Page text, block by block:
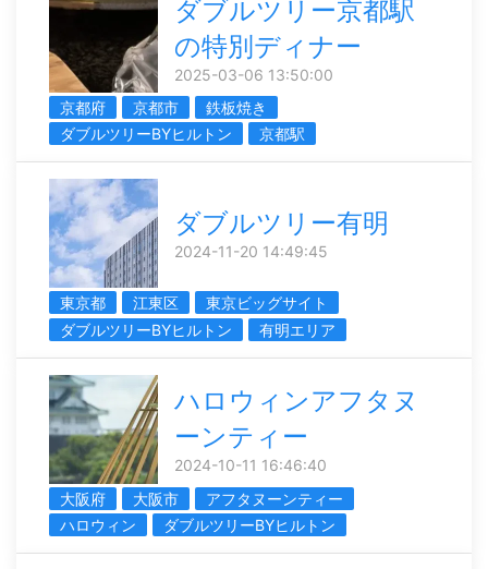
ダブルツリー京都駅
の特別ディナー
2025-03-06 13:50:00
京都府
京都市
鉄板焼き
ダブルツリーBYヒルトン
京都駅
ダブルツリー有明
2024-11-20 14:49:45
東京都 江東区
東京ビッグサイト
ダブルツリーBYヒルトン
有明エリア
ハロウィンアフタヌ
ーンティー
2024-10-11 16:46:40
大阪府
大阪市
アフタヌーンティー
ハロウィン
ダブルツリーBYヒルトン